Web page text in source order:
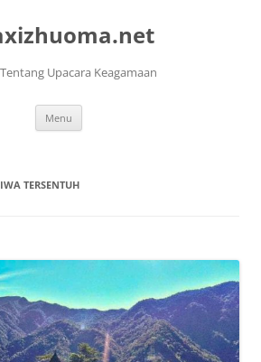
Upacara Keagamaan
Menu
TERSENTUH